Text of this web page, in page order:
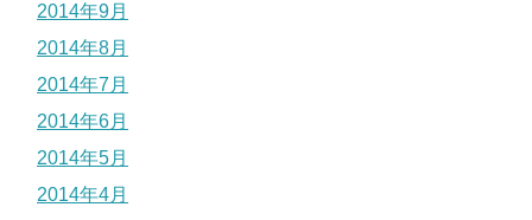
2014年9月
2014年8月
2014年7月
2014年6月
2014年5月
2014年4月